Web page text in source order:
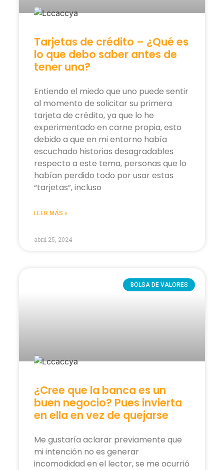
Tarjetas de crédito – ¿Qué es
lo que debo saber antes de
tener una?
Entiendo el miedo que uno puede sentir
al momento de solicitar su primera
tarjeta de crédito, ya que lo he
experimentado en carne propia, esto
debido a que en mi entorno había
escuchado historias desagradables
respecto a este tema, personas que lo
habían perdido todo por usar estas
“tarjetas”, incluso
LEER MÁS »
abril 25, 2024
BOLSA DE VALORES
¿Cree que la banca es un
buen negocio? Pues invierta
en ella en vez de quejarse
Me gustaría aclarar previamente que
mi intención no es generar
incomodidad en el lector, se me ocurrió